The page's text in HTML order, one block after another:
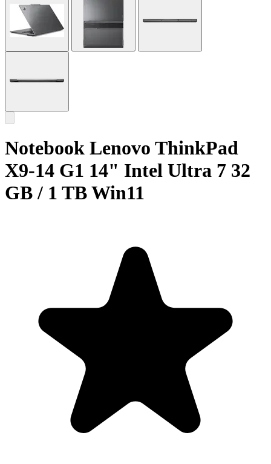
Notebook Lenovo ThinkPad
X9-14 G1 14" Intel Ultra 7 32
GB / 1 TB Win11